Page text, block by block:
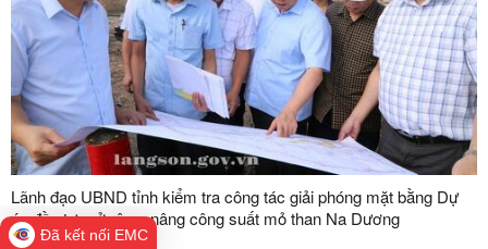
Lãnh đạo UBND tỉnh kiểm tra công tác giải phóng mặt bằng Dự
án đầu tư mở rộng, nâng công suất mỏ than Na Dương
Đã kết nối EMC